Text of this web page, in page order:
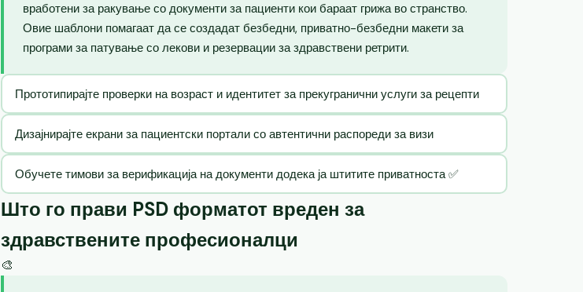
вработени за ракување со документи за пациенти кои бараат грижа во странство.
Овие шаблони помагаат да се создадат безбедни, приватно-безбедни макети за
програми за патување со лекови и резервации за здравствени ретрити.
Прототипирајте проверки на возраст и идентитет за прекугранични услуги за рецепти
Дизајнирајте екрани за пациентски портали со автентични распореди за визи
Обучете тимови за верификација на документи додека ја штитите приватноста ✅
Што го прави PSD форматот вреден за
здравствените професионалци
🎨